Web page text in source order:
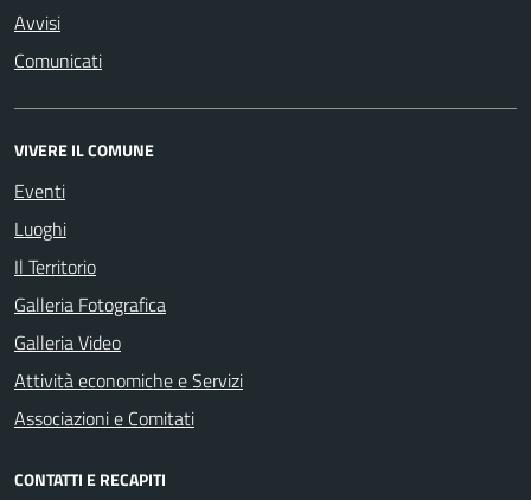
Avvisi
Comunicati
VIVERE IL COMUNE
Eventi
Luoghi
Il Territorio
Galleria Fotografica
Galleria Video
Attività economiche e Servizi
Associazioni e Comitati
CONTATTI E RECAPITI